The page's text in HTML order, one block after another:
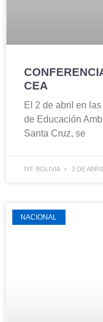
CEA
El 2 de abril en
de Educación
Santa Cruz, se
IYF BOLIVIA 3 DE
NACIONAL